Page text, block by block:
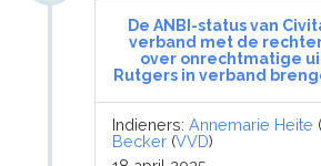
De ANBI-status van
verband met de
over onrechtmatige
Rutgers in verband
Indieners:Annemarie Heite (
Becker (VVD)